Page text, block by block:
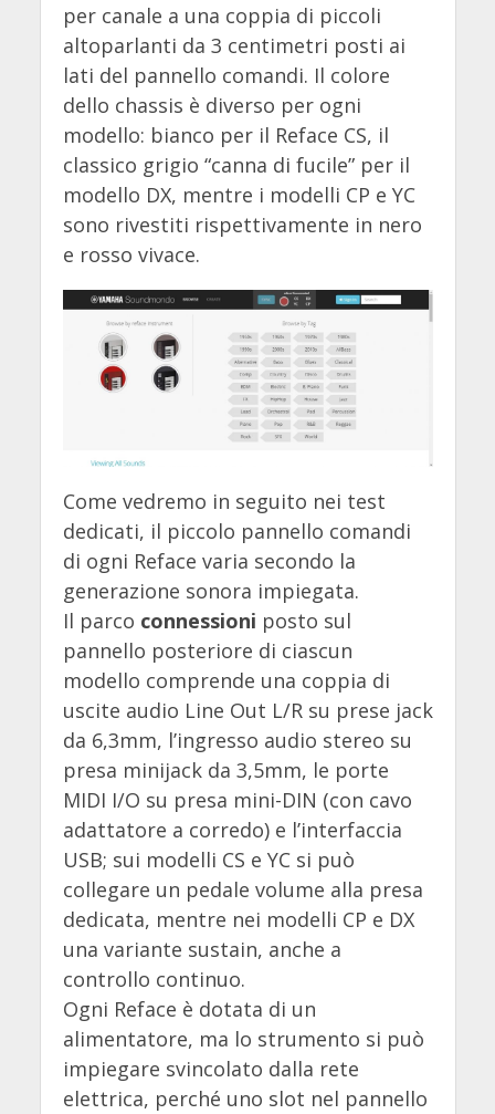
per canale a una coppia di piccoli
altoparlanti da 3 centimetri posti ai
lati del pannello comandi. Il colore
dello chassis è diverso per ogni
modello: bianco per il Reface CS, il
classico grigio “canna di fucile” per il
modello DX, mentre i modelli CP e YC
sono rivestiti rispettivamente in nero
e rosso vivace.
Come vedremo in seguito nei test
dedicati, il piccolo pannello comandi
di ogni Reface varia secondo la
generazione sonora impiegata.
Il parco connessioni posto sul
pannello posteriore di ciascun
modello comprende una coppia di
uscite audio Line Out L/R su prese jack
da 6,3mm, l’ingresso audio stereo su
presa minijack da 3,5mm, le porte
MIDI I/O su presa mini-DIN (con cavo
adattatore a corredo) e l’interfaccia
USB; sui modelli CS e YC si può
collegare un pedale volume alla presa
dedicata, mentre nei modelli CP e DX
una variante sustain, anche a
controllo continuo.
Ogni Reface è dotata di un
alimentatore, ma lo strumento si può
impiegare svincolato dalla rete
elettrica, perché uno slot nel pannello